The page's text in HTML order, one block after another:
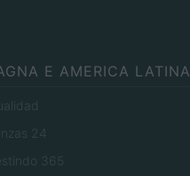
E AMERICA LATINA
24
365